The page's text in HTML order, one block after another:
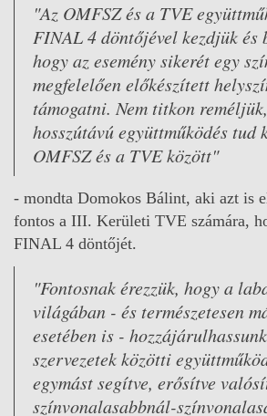
"Az OMFSZ és a TVE
FINAL 4 döntőjével kezdjük és
hogy az esemény sikerét egy
megfelelően előkészített
támogatni. Nem titkon
hosszútávú együttműködés
OMFSZ és a TVE között"
- mondta Domokos Bálint, aki azt is
fontos a III. Kerületi TVE számára,
FINAL 4 döntőjét.
"Fontosnak érezzük, hogy a
világában - és természetesen
esetében is -
szervezetek közötti
egymást segítve, erősítve
színvonalasabbnál-